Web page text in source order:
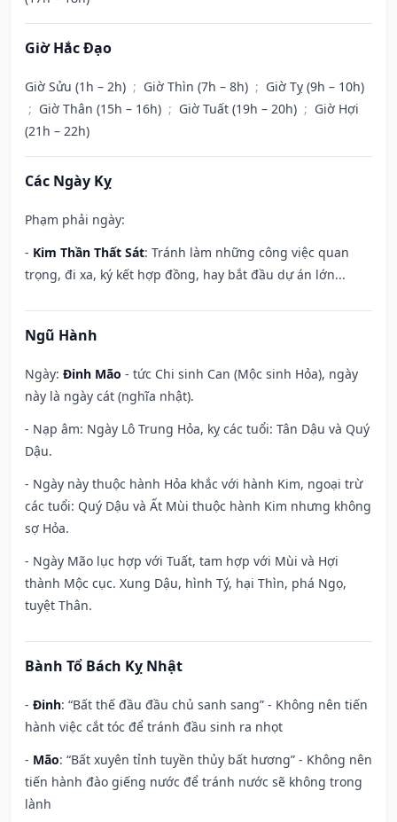
Giờ Hắc Đạo
Giờ Sửu (1h – 2h) ; Giờ Thìn (7h – 8h) ; Giờ Tỵ (9h – 10h)
; Giờ Thân (15h – 16h) ; Giờ Tuất (19h – 20h) ; Giờ Hợi
(21h – 22h)
Các Ngày Kỵ
Phạm phải ngày:
- Kim Thần Thất Sát: Tránh làm những công việc quan
trọng, đi xa, ký kết hợp đồng, hay bắt đầu dự án lớn...
Ngũ Hành
Ngày: Đinh Mão - tức Chi sinh Can (Mộc sinh Hỏa), ngày
này là ngày cát (nghĩa nhật).
- Nạp âm: Ngày Lô Trung Hỏa, kỵ các tuổi: Tân Dậu và Quý
Dậu.
- Ngày này thuộc hành Hỏa khắc với hành Kim, ngoại trừ
các tuổi: Quý Dậu và Ất Mùi thuộc hành Kim nhưng không
sợ Hỏa.
- Ngày Mão lục hợp với Tuất, tam hợp với Mùi và Hợi
thành Mộc cục. Xung Dậu, hình Tý, hại Thìn, phá Ngọ,
tuyệt Thân.
Bành Tổ Bách Kỵ Nhật
- Đinh: “Bất thế đầu đầu chủ sanh sang” - Không nên tiến
hành việc cắt tóc để tránh đầu sinh ra nhọt
- Mão: “Bất xuyên tỉnh tuyền thủy bất hương” - Không nên
tiến hành đào giếng nước để tránh nước sẽ không trong
lành